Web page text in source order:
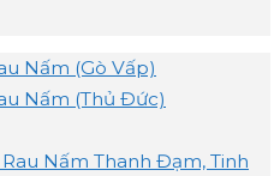
Nấm (Gò Vấp)
Nấm (Thủ Đức)
Nấm Thanh Đạm, Tinh